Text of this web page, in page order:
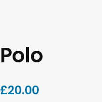
Polo
£20.00